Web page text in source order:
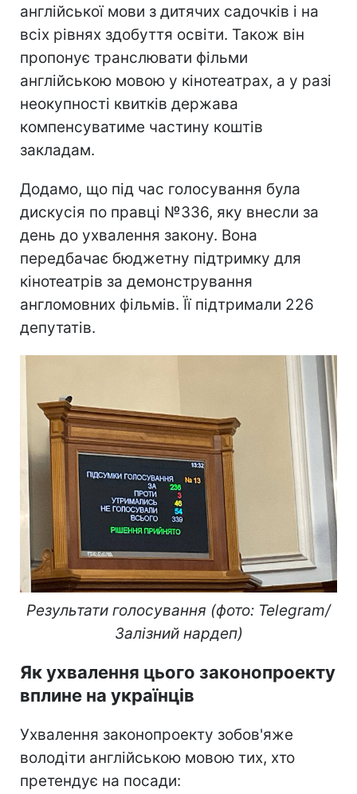
англійської мови з дитячих садочків і на
всіх рівнях здобуття освіти. Також він
пропонує транслювати фільми
англійською мовою у кінотеатрах, а у разі
неокупності квитків держава
компенсуватиме частину коштів
закладам.
Додамо, що під час голосування була
дискусія по правці №336, яку внесли за
день до ухвалення закону. Вона
передбачає бюджетну підтримку для
кінотеатрів за демонстрування
англомовних фільмів. Її підтримали 226
депутатів.
Результати голосування (фото: Telegram/
Залізний нардеп)
Як ухвалення цього законопроекту
вплине на українців
Ухвалення законопроекту зобов'яже
володіти англійською мовою тих, хто
претендує на посади: